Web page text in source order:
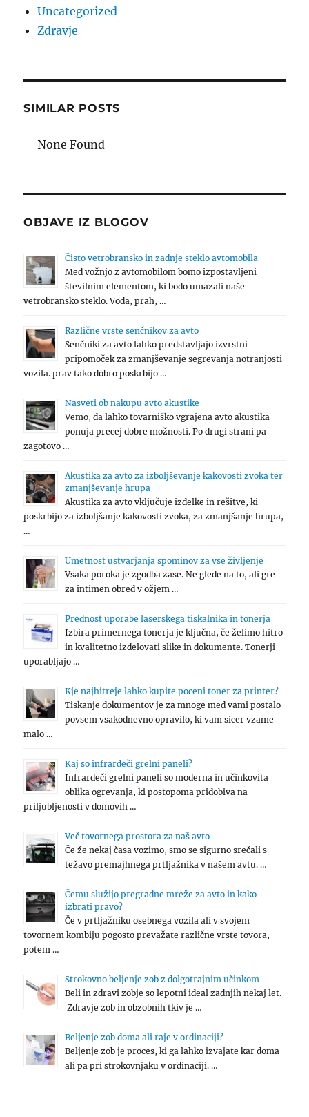
Uncategorized
Zdravje
SIMILAR POSTS
None Found
OBJAVE IZ BLOGOV
Čisto vetrobransko in zadnje steklo avtomobila
Med vožnjo z avtomobilom bomo izpostavljeni
številnim elementom, ki bodo umazali naše
vetrobransko steklo. Voda, prah, …
Različne vrste senčnikov za avto
Senčniki za avto lahko predstavljajo izvrstni
pripomoček za zmanjševanje segrevanja notranjosti
vozila. prav tako dobro poskrbijo …
Nasveti ob nakupu avto akustike
Vemo, da lahko tovarniško vgrajena avto akustika
ponuja precej dobre možnosti. Po drugi strani pa
zagotovo …
Akustika za avto za izboljševanje kakovosti zvoka ter
zmanjševanje hrupa
Akustika za avto vključuje izdelke in rešitve, ki
poskrbijo za izboljšanje kakovosti zvoka, za zmanjšanje hrupa,
…
Umetnost ustvarjanja spominov za vse življenje
Vsaka poroka je zgodba zase. Ne glede na to, ali gre
za intimen obred v ožjem …
Prednost uporabe laserskega tiskalnika in tonerja
Izbira primernega tonerja je ključna, če želimo hitro
in kvalitetno izdelovati slike in dokumente. Tonerji
uporabljajo …
Kje najhitreje lahko kupite poceni toner za printer?
Tiskanje dokumentov je za mnoge med vami postalo
povsem vsakodnevno opravilo, ki vam sicer vzame
malo …
Kaj so infrardeči grelni paneli?
Infrardeči grelni paneli so moderna in učinkovita
oblika ogrevanja, ki postopoma pridobiva na
priljubljenosti v domovih …
Več tovornega prostora za naš avto
Če že nekaj časa vozimo, smo se sigurno srečali s
težavo premajhnega prtljažnika v našem avtu. …
Čemu služijo pregradne mreže za avto in kako
izbrati pravo?
Če v prtljažniku osebnega vozila ali v svojem
tovornem kombiju pogosto prevažate različne vrste tovora,
potem …
Strokovno beljenje zob z dolgotrajnim učinkom
Beli in zdravi zobje so lepotni ideal zadnjih nekaj let.
Zdravje zob in obzobnih tkiv je …
Beljenje zob doma ali raje v ordinaciji?
Beljenje zob je proces, ki ga lahko izvajate kar doma
ali pa pri strokovnjaku v ordinaciji. …